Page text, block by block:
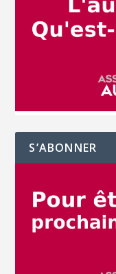
S’ABONNER